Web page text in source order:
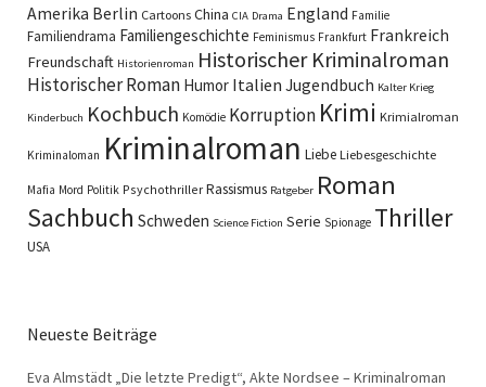
Amerika Berlin Cartoons China CIA Drama England Familie
Familiendrama Familiengeschichte Feminismus Frankfurt Frankreich
Freundschaft Historienroman Historischer Kriminalroman
Historischer Roman Humor Italien Jugendbuch Kalter Krieg
Kinderbuch Kochbuch Komödie Korruption Krimi Krimialroman
Kriminaloman Kriminalroman Liebe Liebesgeschichte
Mafia Mord Politik Psychothriller Rassismus Ratgeber Roman
Sachbuch Schweden Science Fiction Serie Spionage Thriller
USA
Neueste Beiträge
Eva Almstädt „Die letzte Predigt“, Akte Nordsee – Kriminalroman